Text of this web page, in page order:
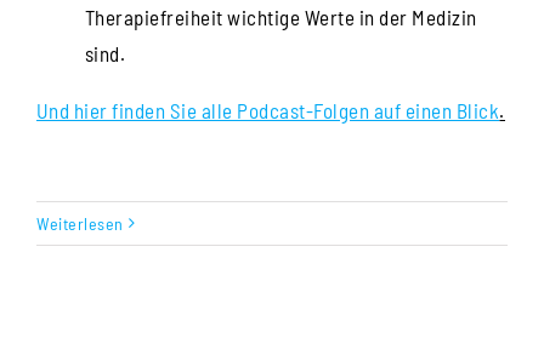
Therapiefreiheit wichtige Werte in der Medizin
sind.
Und hier finden Sie alle Podcast-Folgen auf einen Blick.
Weiterlesen